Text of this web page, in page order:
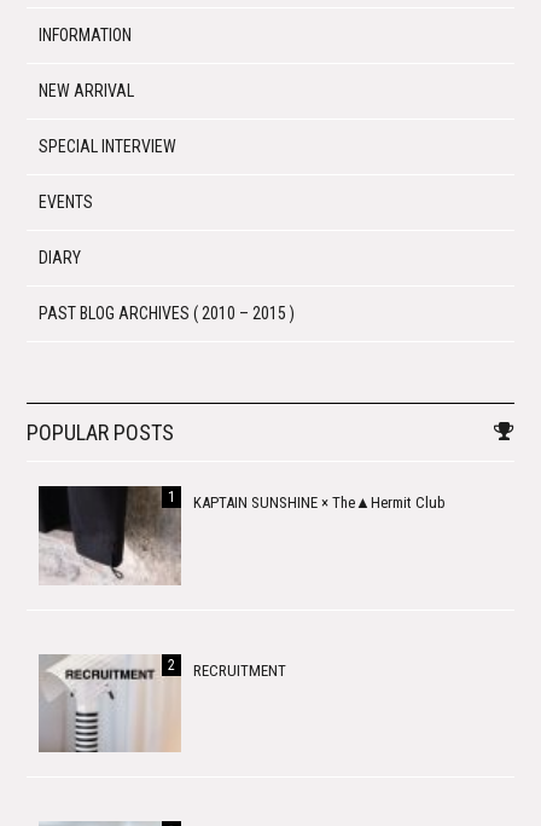
INFORMATION
NEW ARRIVAL
SPECIAL INTERVIEW
EVENTS
DIARY
PAST BLOG ARCHIVES ( 2010 – 2015 )
POPULAR POSTS
KAPTAIN SUNSHINE × The▲Hermit Club
RECRUITMENT